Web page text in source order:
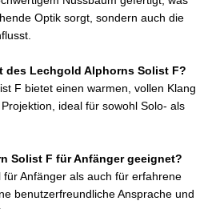
Optik sorgt, sondern auch die
des Lechgold Alphorns Solist F?
F bietet einen warmen, vollen Klang
ideal für sowohl Solo- als
Solist F für Anfänger geeignet?
für Anfänger als auch für erfahrene
benutzerfreundliche Ansprache und